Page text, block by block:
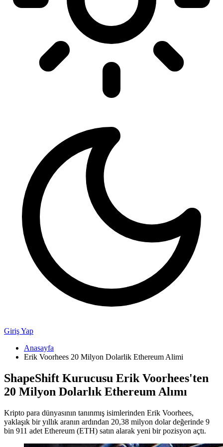
Giriş Yap
Anasayfa
Erik Voorhees 20 Milyon Dolarlik Ethereum Alimi
ShapeShift Kurucusu Erik Voorhees'ten
20 Milyon Dolarlık Ethereum Alımı
Kripto para dünyasının tanınmış isimlerinden Erik Voorhees,
yaklaşık bir yıllık aranın ardından 20,38 milyon dolar değerinde 9
bin 911 adet Ethereum (ETH) satın alarak yeni bir pozisyon açtı.